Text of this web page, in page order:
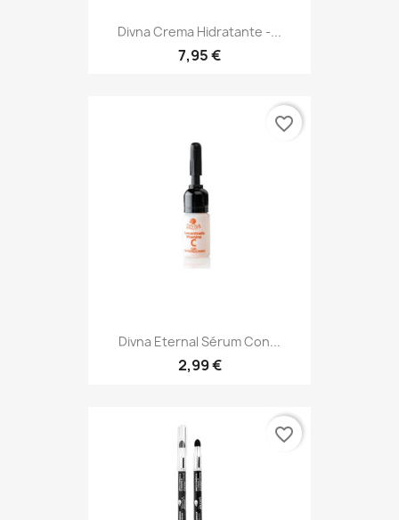
Divna Crema Hidratante -...
7,95 €
Divna Eternal Sérum Con...
2,99 €
favorite_border
favorite_border